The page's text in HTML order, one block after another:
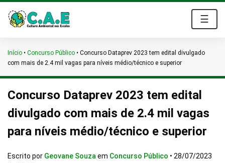
☰
Início • Concurso Público • Concurso Dataprev 2023 tem edital divulgado
com mais de 2.4 mil vagas para níveis médio/técnico e superior
Concurso Dataprev 2023 tem edital
divulgado com mais de 2.4 mil vagas
para níveis médio/técnico e superior
Escrito por Geovane Souza em Concurso Público • 28/07/2023